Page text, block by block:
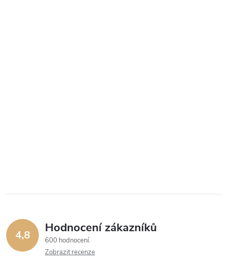
4,8 Hodnocení zákazníků
600 hodnocení
Zobrazit recenze